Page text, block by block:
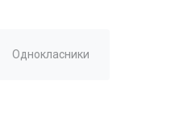
Однокласники